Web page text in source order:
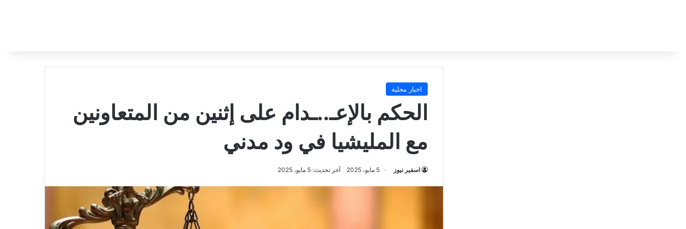
اخبار محلية
الحكم بالإعـ..ـدام على إثنين من المتعاونين
مع المليشيا في ود مدني
اسفير نيوز 5 مايو، 2025 آخر تحديث: 5 مايو، 2025